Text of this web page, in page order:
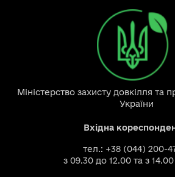
Міністерство захисту довкілля та
України
Вхідна
тел.: +38 (044) 200-
з 09.30 до 12.00 та з